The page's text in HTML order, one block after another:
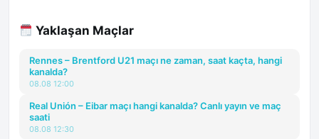
Yaklaşan Maçlar
Rennes – Brentford U21 maçı ne zaman, saat kaçta, hangi
kanalda?
08.08 12:00
Real Unión – Eibar maçı hangi kanalda? Canlı yayın ve maç
saati
08.08 12:30